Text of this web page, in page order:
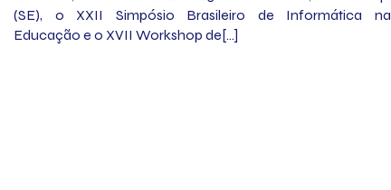
(SE), o XXII Simpósio Brasileiro de Informática na
Educação e o XVII Workshop de[…]